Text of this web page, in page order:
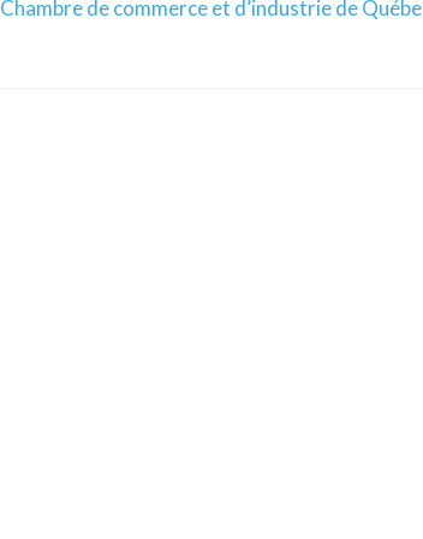
Chambre de commerce et d’industrie de